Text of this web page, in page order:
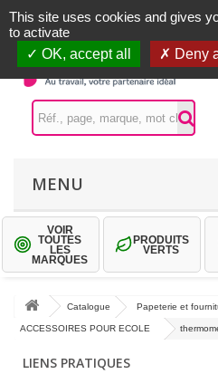
MENU
VOIR
TOUTES
LES
MARQUES
PRODUITS
VERTS
Catalogue Papeterie et
ACCESSOIRES POUR ECOLE
LIENS PRATIQUES
This site uses cookies and gives
to activate
OK, accept all
Deny